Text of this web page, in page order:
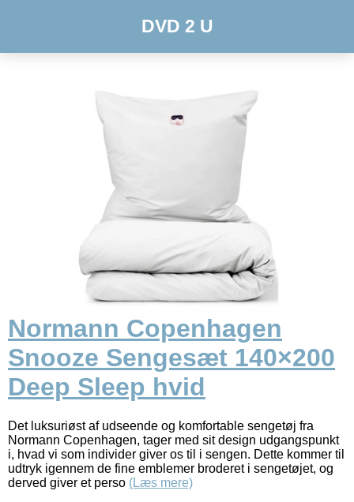
DVD 2 U
Normann Copenhagen
Snooze Sengesæt 140×200
Deep Sleep hvid
Det luksuriøst af udseende og komfortable sengetøj fra
Normann Copenhagen, tager med sit design udgangspunkt
i, hvad vi som individer giver os til i sengen. Dette kommer til
udtryk igennem de fine emblemer broderet i sengetøjet, og
derved giver et perso (Læs mere)